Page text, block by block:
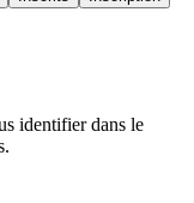
identifier dans le